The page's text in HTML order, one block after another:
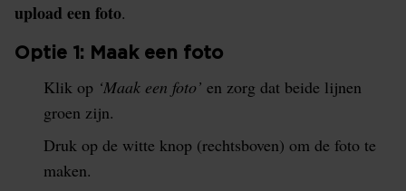
upload een foto.
Optie 1: Maak een foto
Klik op ‘Maak een foto’ en zorg dat beide lijnen
groen zijn.
Druk op de witte knop (rechtsboven) om de foto te
maken.